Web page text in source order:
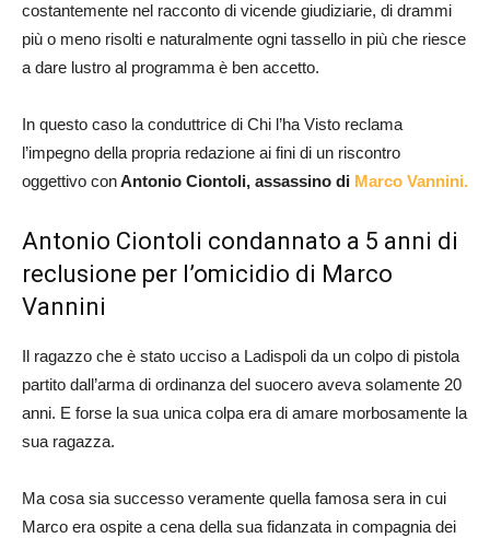
costantemente nel racconto di vicende giudiziarie, di drammi
più o meno risolti e naturalmente ogni tassello in più che riesce
a dare lustro al programma è ben accetto.
In questo caso la conduttrice di Chi l’ha Visto reclama
l’impegno della propria redazione ai fini di un riscontro
oggettivo conAntonio Ciontoli, assassino di Marco Vannini.
Antonio Ciontoli condannato a 5 anni di
reclusione per l’omicidio di Marco
Vannini
Il ragazzo che è stato ucciso a Ladispoli da un colpo di pistola
partito dall’arma di ordinanza del suocero aveva solamente 20
anni. E forse la sua unica colpa era di amare morbosamente la
sua ragazza.
Ma cosa sia successo veramente quella famosa sera in cui
Marco era ospite a cena della sua fidanzata in compagnia dei